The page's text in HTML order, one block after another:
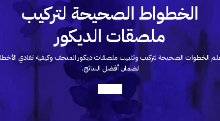
الخطواط الصحيحة لتركيب
ملصقات الديكور
الخطوات الصحيحة لتركيب وتثبيت ملصقات ديكور المتحف وكيفية تفادي
لضمان أفضل النتائج.